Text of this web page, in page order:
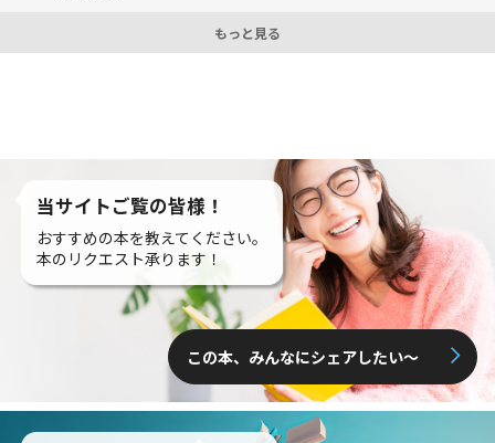
もっと見る
当サイトご覧の皆様！
おすすめの本を教えてください。
本のリクエスト承ります！
この本、みんなにシェアしたい〜